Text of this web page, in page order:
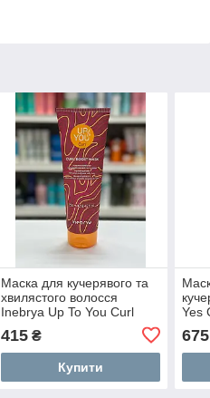
Маска для кучерявого та
хвилястого волосся
Inebrya Up To You Curl
415₴
Купити
Yes
675